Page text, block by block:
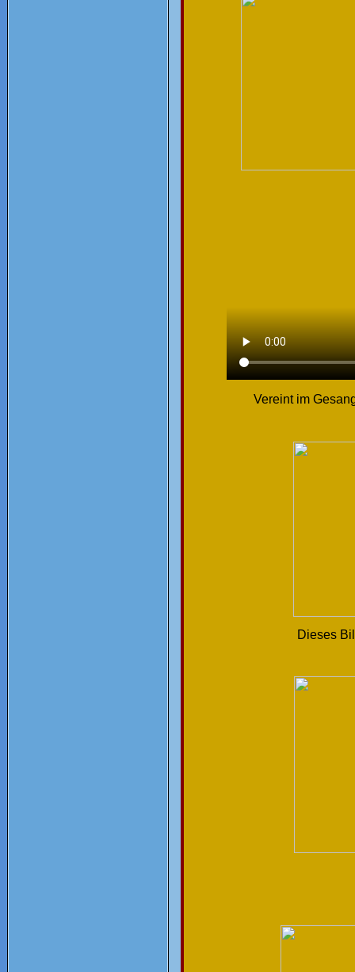
Vereint im
Dieses